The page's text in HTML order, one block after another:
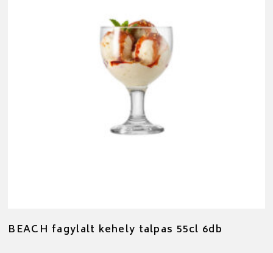
BEACH fagylalt kehely talpas 55cl 6db